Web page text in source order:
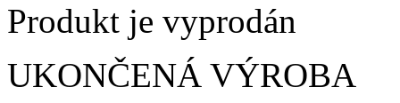
Produkt je vyprodán
UKONČENÁ VÝROBA